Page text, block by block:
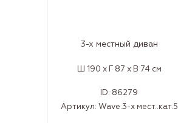
3-х местный диван
Ш 190 x Г 87 x В 74 см
ID: 86279
Артикул: Wave.3-х мест..кат.5